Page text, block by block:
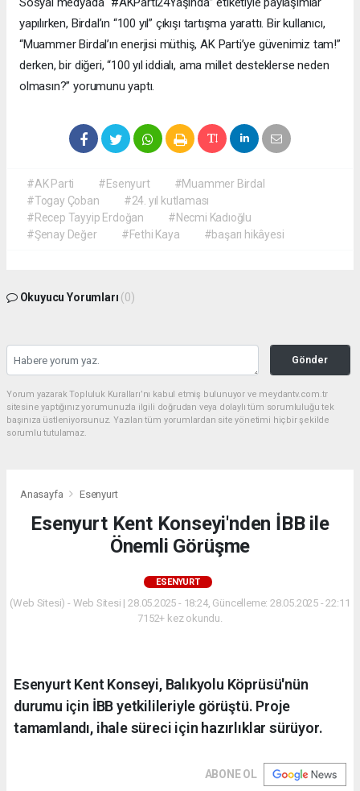
yapılırken, Birdal’ın “100 yıl” çıkışı tartışma yarattı. Bir kullanıcı,
“Muammer Birdal’ın enerjisi müthiş, AK Parti’ye güvenimiz tam!”
derken, bir diğeri, “100 yıl iddialı, ama millet desteklerse neden
olmasın?” yorumunu yaptı.
#AK Parti #Esenyurt
#Muammer Birdal
#Togay Çoban
#24. yıl kutlaması
#Recep Tayyip Erdoğan
#Necmi Kadıoğlu
#Şenay Değer
#Fethi Kaya #başarı hikâyesi
Okuyucu Yorumları (0)
Gönder
Yorum yazarak Topluluk Kuralları’nı kabul etmiş bulunuyor ve meydantv.com.tr
sitesine yaptığınız yorumunuzla ilgili doğrudan veya dolaylı tüm sorumluluğu tek
başınıza üstleniyorsunuz. Yazılan tüm yorumlardan site yönetimi hiçbir şekilde
sorumlu tutulamaz.
Anasayfa Esenyurt
Esenyurt Kent Konseyi'nden İBB ile
Önemli Görüşme
ESENYURT
(Web Sitesi) - Web Sitesi | 28.05.2025 - 18:24, Güncelleme: 28.05.2025 - 22:11
7152+ kez okundu.
Esenyurt Kent Konseyi, Balıkyolu Köprüsü'nün
durumu için İBB yetkilileriyle görüştü. Proje
tamamlandı, ihale süreci için hazırlıklar sürüyor.
ABONE OL